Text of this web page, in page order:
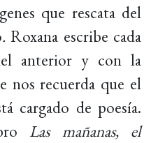
que rescata del
. Roxana escribe cada
anterior y con la
nos recuerda que el
cargado de poesía.
Las mañanas, el